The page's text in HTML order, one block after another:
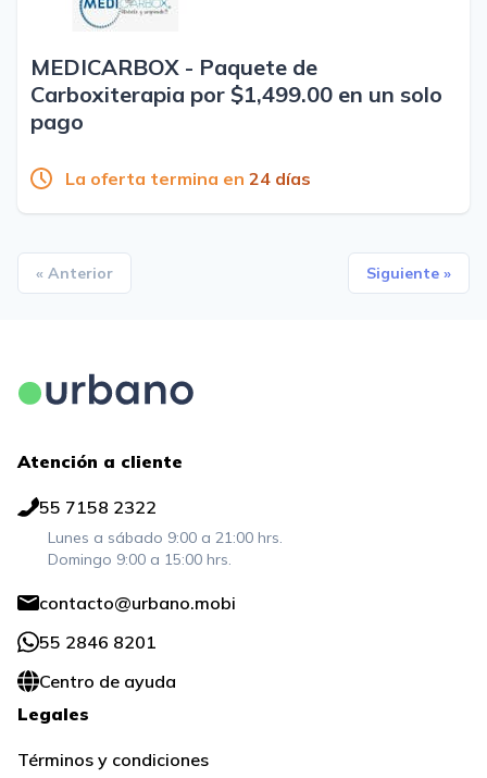
MEDICARBOX - Paquete de
Carboxiterapia por $1,499.00 en un solo
pago
La oferta termina en 24 días
« Anterior Siguiente »
Legales
Términos y condiciones
Atención a cliente
55 7158 2322
Lunes a sábado 9:00 a 21:00 hrs.
Domingo 9:00 a 15:00 hrs.
contacto@urbano.mobi
55 2846 8201
Centro de ayuda